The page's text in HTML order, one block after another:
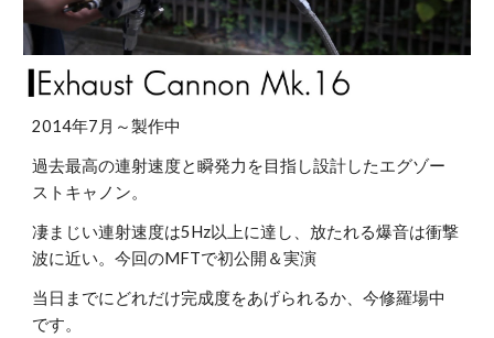
2014年7月～製作中
過去最高の連射速度と瞬発力を目指し設計したエグゾー
ストキャノン。
凄まじい連射速度は5Hz以上に達し、放たれる爆音は衝撃
波に近い。今回のMFTで初公開＆実演
当日までにどれだけ完成度をあげられるか、今修羅場中
です。